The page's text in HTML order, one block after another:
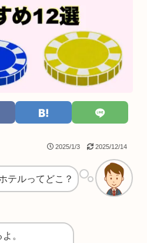
2025/1/3 2025/12/14
テルってどこ？
。